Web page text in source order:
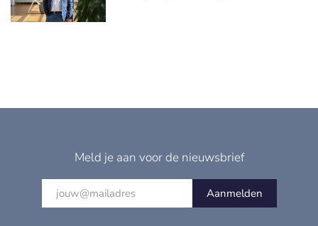
Meld je aan voor de nieuwsbrief
Aanmelden